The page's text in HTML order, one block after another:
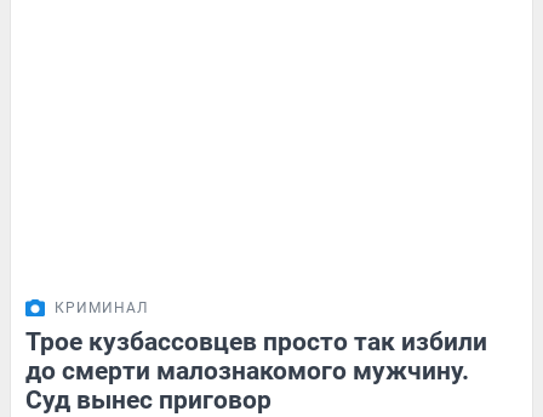
КРИМИНАЛ
Трое кузбассовцев просто так избили
до смерти малознакомого мужчину.
Суд вынес приговор